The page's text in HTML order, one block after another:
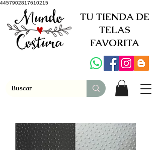
4457902817610215
TU TIENDA DE
TELAS
FAVORITA